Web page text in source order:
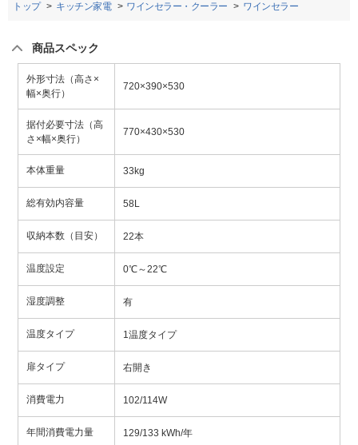
トップ キッチン家電 ワインセラー・クーラー ワインセラー
商品スペック
外形寸法（高さ×
幅×奥行）
720×390×530
据付必要寸法（高
さ×幅×奥行）
770×430×530
本体重量 33kg
総有効内容量 58L
収納本数（目安） 22本
温度設定 0℃～22℃
湿度調整 有
温度タイプ 1温度タイプ
扉タイプ 右開き
消費電力 102/114W
年間消費電力量 129/133 kWh/年